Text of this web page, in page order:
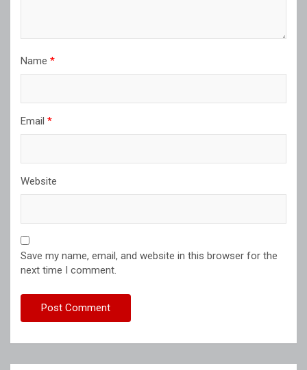
Name *
Email *
Website
Save my name, email, and website in this browser for the
next time I comment.